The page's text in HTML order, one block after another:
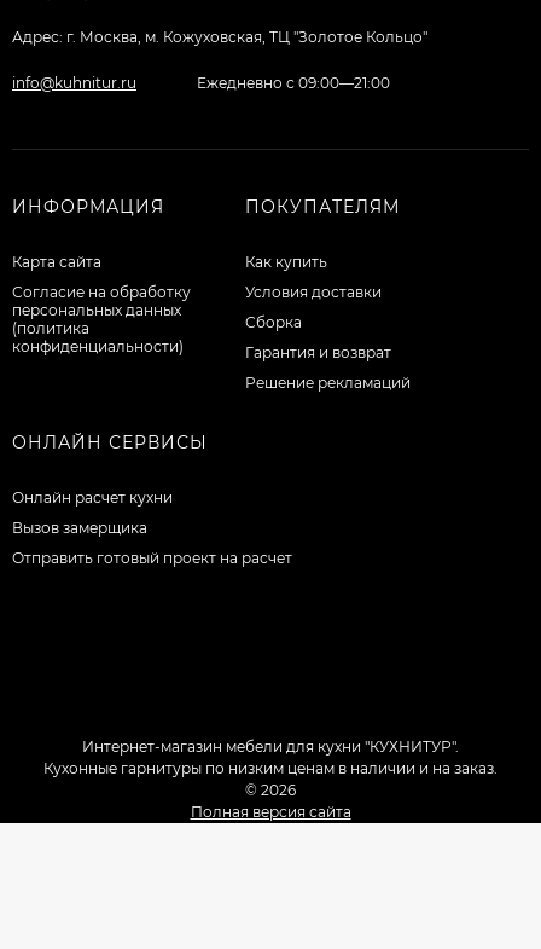
Адрес: г. Москва, м. Кожуховская, ТЦ "Золотое Кольцо"
info@kuhnitur.ru Ежедневно с 09:00—21:00
ИНФОРМАЦИЯ
Карта сайта
Согласие на обработку
персональных данных
(политика
конфиденциальности)
ПОКУПАТЕЛЯМ
Как купить
Условия доставки
Сборка
Гарантия и возврат
Решение рекламаций
ОНЛАЙН СЕРВИСЫ
Онлайн расчет кухни
Вызов замерщика
Отправить готовый проект на расчет
Интернет-магазин мебели для кухни "КУХНИТУР".
Кухонные гарнитуры по низким ценам в наличии и на заказ.
© 2026
Полная версия сайта